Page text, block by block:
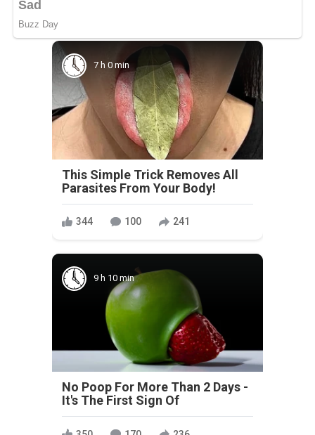
7 h 0 min
This Simple Trick Removes All
Parasites From Your Body!
344 100 241
9 h 10 min
No Poop For More Than 2 Days -
It's The First Sign Of